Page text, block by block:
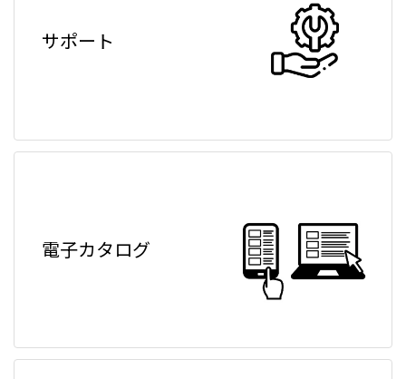
サポート
電子カタログ